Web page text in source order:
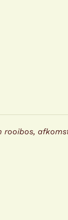
rooibos,